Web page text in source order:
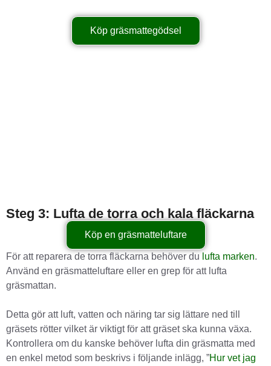
Köp gräsmattegödsel
Steg 3: Lufta de torra och kala fläckarna
Köp en gräsmatteluftare
För att reparera de torra fläckarna behöver du lufta marken.
Använd en gräsmatteluftare eller en grep för att lufta
gräsmattan.
Detta gör att luft, vatten och näring tar sig lättare ned till
gräsets rötter vilket är viktigt för att gräset ska kunna växa.
Kontrollera om du kanske behöver lufta din gräsmatta med
en enkel metod som beskrivs i följande inlägg, ”Hur vet jag